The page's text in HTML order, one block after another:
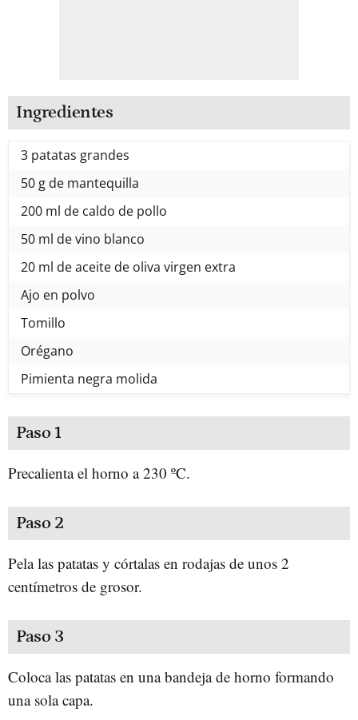
Ingredientes
3 patatas grandes
50 g de mantequilla
200 ml de caldo de pollo
50 ml de vino blanco
20 ml de aceite de oliva virgen extra
Ajo en polvo
Tomillo
Orégano
Pimienta negra molida
Paso 1
Precalienta el horno a 230 ºC.
Paso 2
Pela las patatas y córtalas en rodajas de unos 2
centímetros de grosor.
Paso 3
Coloca las patatas en una bandeja de horno formando
una sola capa.